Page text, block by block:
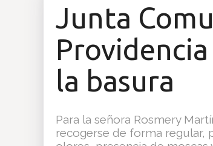
Junta
la basura
Para la señora Rosmery
recogerse de forma regular,